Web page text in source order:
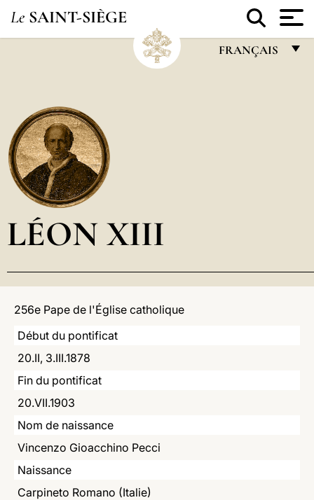
Le SAINT-SIÈGE
FRANÇAIS
العربيّة
LÉON XIII
256e Pape de l'Église catholique
Début du pontificat
20.II, 3.III.1878
Fin du pontificat
20.VII.1903
Nom de naissance
Vincenzo Gioacchino Pecci
Naissance
Carpineto Romano (Italie)